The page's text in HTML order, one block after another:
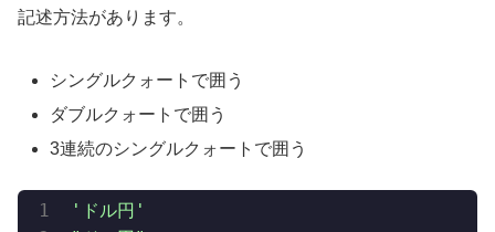
記述方法があります。
シングルクォートで囲う
ダブルクォートで囲う
3連続のシングルクォートで囲う
'ドル円'